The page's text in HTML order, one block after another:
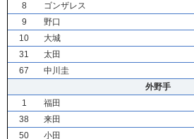
8
ゴンザレス
9
野口
10
大城
31
太田
67
中川圭
外野手
1
福田
38
来田
50
小田